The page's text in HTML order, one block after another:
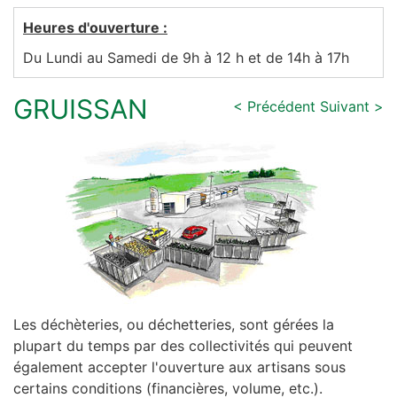
Heures d'ouverture :
Du Lundi au Samedi de 9h à 12 h et de 14h à 17h
GRUISSAN < Précédent Suivant >
Les déchèteries, ou déchetteries, sont gérées la
plupart du temps par des collectivités qui peuvent
également accepter l'ouverture aux artisans sous
certains conditions (financières, volume, etc.).